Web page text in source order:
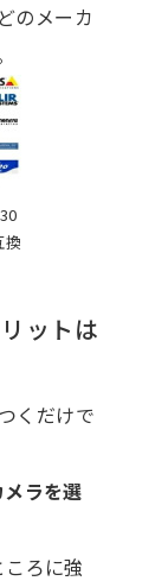
のメーカ
換
ットは
くだけで
メラを選
ろに強